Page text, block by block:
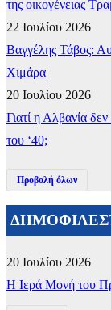
της οικογένειας
22 Ιουλίου 2026
Βαγγέλης Τάβος:
Χιμάρα
20 Ιουλίου 2026
Γιατί η Αλβανία
του ‘40;
Προβολή όλων
20 Ιουλίου 2026
​Η Ιερά Μονή του